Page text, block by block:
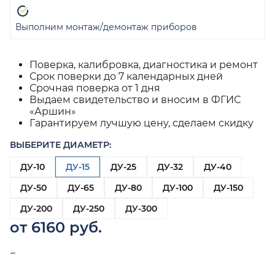
Поверка, калибровка, диагностика и ремонт
Срок поверки до 7 календарных дней
Срочная поверка от 1 дня
Выдаем свидетельство и вносим в ФГИС
«Аршин»
Гарантируем лучшую цену, сделаем скидку
ВЫБЕРИТЕ ДИАМЕТР:
ДУ-10
ДУ-15 ДУ-25 ДУ-32
ДУ-40
ДУ-50
ДУ-65 ДУ-80 ДУ-100
ДУ-150
ДУ-200
ДУ-250 ДУ-300
от 6160 руб.
Выполним монтаж/демонтаж приборов